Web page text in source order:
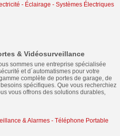
- Éclairage - Systèmes Électriques
& Vidéosurveillance
sommes une entreprise spécialisée
et d´automatismes pour votre
complète de portes de garage, de
spécifiques. Que vous recherchiez
vous offrons des solutions durables,
& Alarmes- Téléphone Portable